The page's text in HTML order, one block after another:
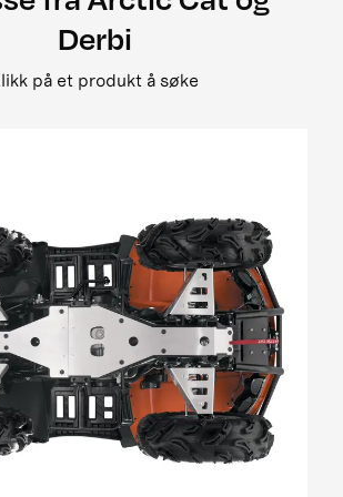
pm street legal my i
legal 0bc69
og 4x4 EFT
EFT PM Street Legal MY09
PM T3
Cruiser EFT PM Street Legal
EFT Panther EFT PM MY09
TRV EFT PM Street Legal MY09
Derbi
på et produkt å søke